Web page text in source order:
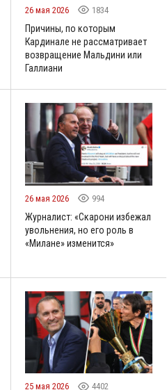
26 мая 2026 1834
Причины, по которым
Кардинале не рассматривает
возвращение Мальдини или
Галлиани
26 мая 2026 994
Журналист: «Скарони избежал
увольнения, но его роль в
«Милане» изменится»
25 мая 2026 4402